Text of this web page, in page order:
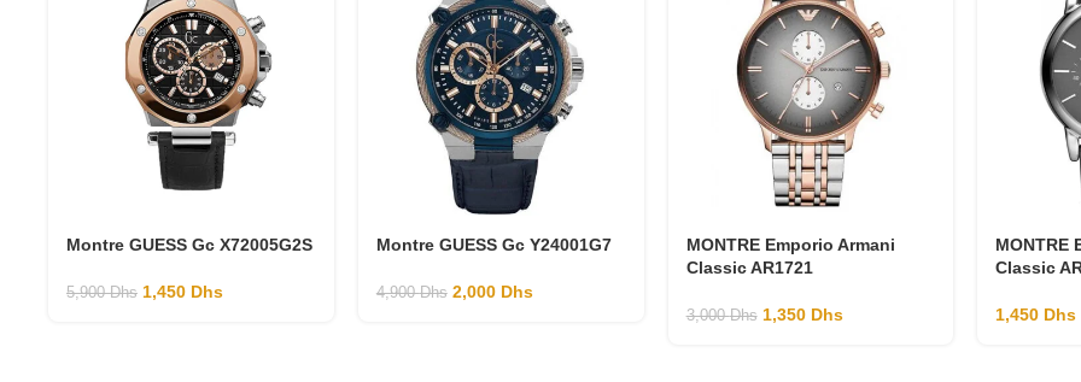
Montre GUESS Gc X72005G2S
5,900Dhs 1,450 Dhs
Montre GUESS Gc Y24001G7
4,900Dhs 2,000 Dhs
MONTRE Emporio Armani
Classic AR1721
3,000Dhs 1,350 Dhs
MONTRE
Classic
1,450 Dhs